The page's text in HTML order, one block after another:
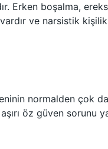
Erken boşalma,
ve narsistik
normalden çok
öz güven sorunu